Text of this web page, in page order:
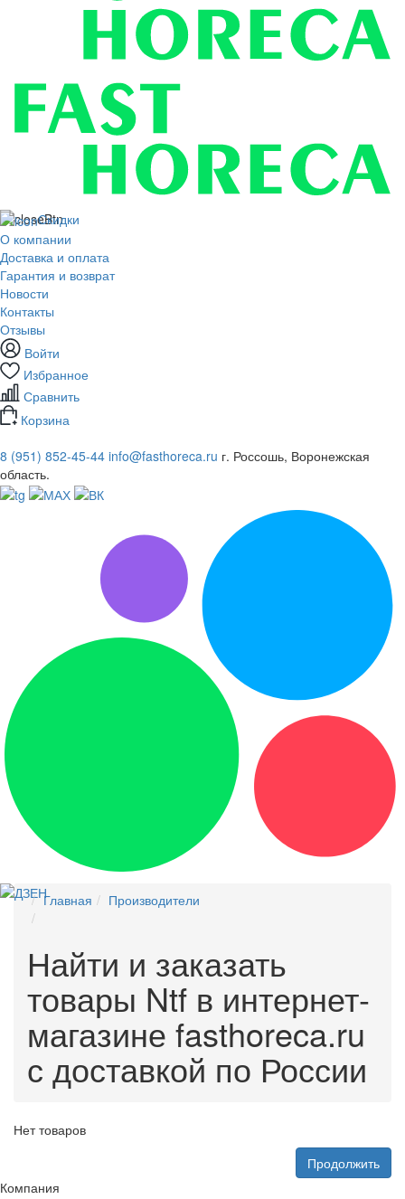
Скидки
О компании
Доставка и оплата
Гарантия и возврат
Новости
Контакты
Отзывы
Войти
Избранное
Сравнить
Корзина
8 (951) 852-45-44 info@fasthoreca.ru г. Россошь, Воронежская
область.
Главная Производители
Найти и заказать
товары Ntf в интернет-
магазине fasthoreca.ru
с доставкой по России
Нет товаров
Продолжить
Компания